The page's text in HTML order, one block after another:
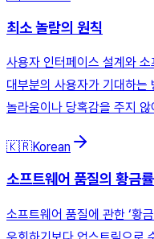
최소 놀람의 원칙
사용자 인터페이스 설계와
대부분의 사용자가 기대하는
놀라움이나 당혹감을 주지
🇰🇷Korean
소프트웨어 품질의 황금률
소프트웨어 품질에 관한 ‘황